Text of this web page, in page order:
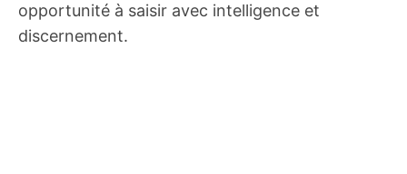
opportunité à saisir avec intelligence et
discernement.